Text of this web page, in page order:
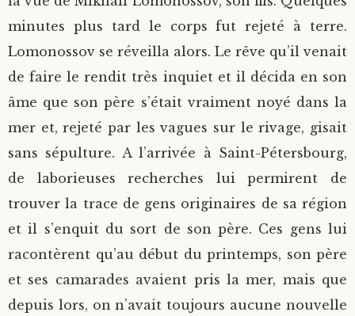
minutes plus tard le corps fut rejeté à terre.
Lomonossov se réveilla alors. Le rêve qu’il venait
de faire le rendit très inquiet et il décida en son
âme que son père s’était vraiment noyé dans la
mer et, rejeté par les vagues sur le rivage, gisait
sans sépulture. A l’arrivée à Saint-Pétersbourg,
de laborieuses recherches lui permirent de
trouver la trace de gens originaires de sa région
et il s’enquit du sort de son père. Ces gens lui
racontèrent qu’au début du printemps, son père
et ses camarades avaient pris la mer, mais que
depuis lors, on n’avait toujours aucune nouvelle